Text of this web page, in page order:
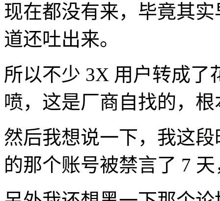
现在都没有来，毕竟其
道还吐出来。
所以不少 3X 用户转成了
喷，这是厂商自找的，
然后我想说一下，我这
的那个账号被禁言了 7